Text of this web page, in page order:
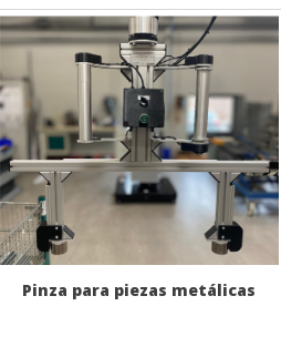
Pinza para piezas metálicas